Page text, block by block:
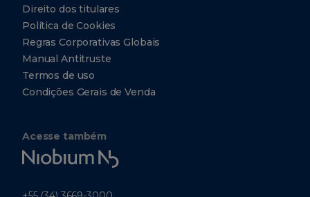
Direito dos titulares
Política de Cookies
Regras Corporativas Globais
Manual Antitruste
Termos de uso
Condições Gerais de Venda
Acesse também
Niobium